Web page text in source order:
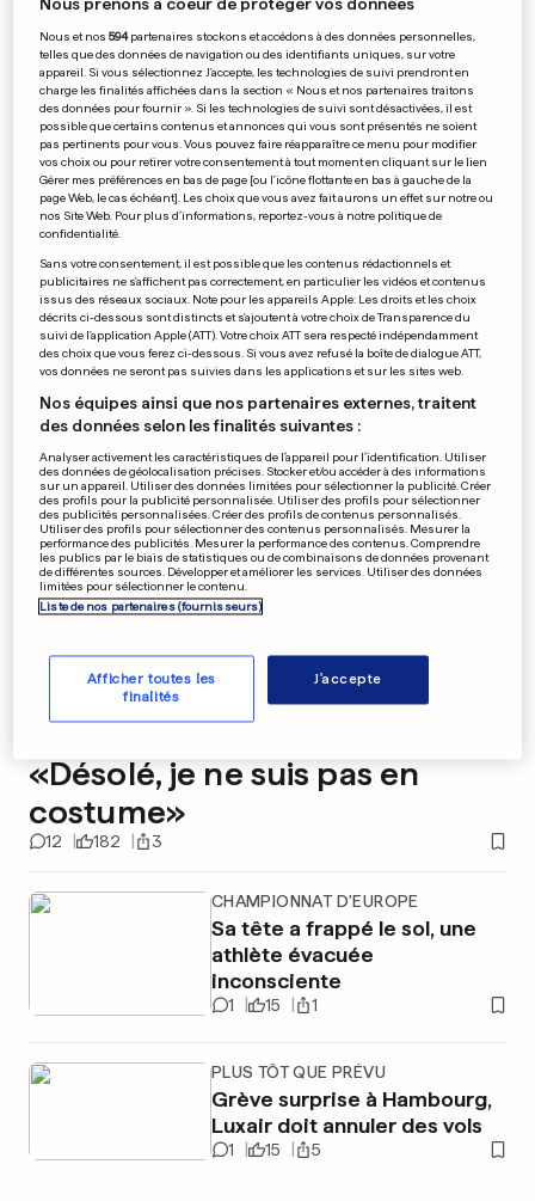
Le fils d'une légende du foot
fait ses débuts en pro à 17
ans
0 22 8
TRAHI PAR SON CHÉRI
Kidnappés en Suisse, ses
deux chiens réapparaissent
2 55 8
PUBLICITÉ
DISCOURS EN UKRAINE
Zelensky préfère en rire:
«Désolé, je ne suis pas en
costume»
12 182 3
CHAMPIONNAT D'EUROPE
Sa tête a frappé le sol, une
athlète évacuée
inconsciente
1 15 1
PLUS TÔT QUE PRÉVU
Grève surprise à Hambourg,
Luxair doit annuler des vols
1 15 5
Nous prenons à coeur de protéger vos données
Nous et nos594partenaires stockons et accédons à des données personnelles,
telles que des données de navigation ou des identifiants uniques, sur votre
appareil. Si vous sélectionnez J'accepte, les technologies de suivi prendront en
charge les finalités affichées dans la section « Nous et nos partenaires traitons
des données pour fournir ». Si les technologies de suivi sont désactivées, il est
possible que certains contenus et annonces qui vous sont présentés ne soient
pas pertinents pour vous. Vous pouvez faire réapparaître ce menu pour modifier
vos choix ou pour retirer votre consentement à tout moment en cliquant sur le lien
Gérer mes préférences en bas de page [ou l'icône flottante en bas à gauche de la
page Web, le cas échéant]. Les choix que vous avez fait aurons un effet sur notre ou
nos Site Web. Pour plus d’informations, reportez-vous à notre politique de
confidentialité.
Sans votre consentement, il est possible que les contenus rédactionnels et
publicitaires ne s'affichent pas correctement, en particulier les vidéos et contenus
issus des réseaux sociaux. Note pour les appareils Apple: Les droits et les choix
décrits ci-dessous sont distincts et s'ajoutent à votre choix de Transparence du
suivi de l'application Apple (ATT). Votre choix ATT sera respecté indépendamment
des choix que vous ferez ci-dessous. Si vous avez refusé la boîte de dialogue ATT,
vos données ne seront pas suivies dans les applications et sur les sites web.
Nos équipes ainsi que nos partenaires externes, traitent
des données selon les finalités suivantes :
Analyser activement les caractéristiques de l’appareil pour l’identification. Utiliser
des données de géolocalisation précises. Stocker et/ou accéder à des informations
sur un appareil. Utiliser des données limitées pour sélectionner la publicité. Créer
des profils pour la publicité personnalisée. Utiliser des profils pour sélectionner
des publicités personnalisées. Créer des profils de contenus personnalisés.
Utiliser des profils pour sélectionner des contenus personnalisés. Mesurer la
performance des publicités. Mesurer la performance des contenus. Comprendre
les publics par le biais de statistiques ou de combinaisons de données provenant
de différentes sources. Développer et améliorer les services. Utiliser des données
limitées pour sélectionner le contenu.
Liste de nos partenaires (fournisseurs)
Afficher toutes les
finalités
J'accepte